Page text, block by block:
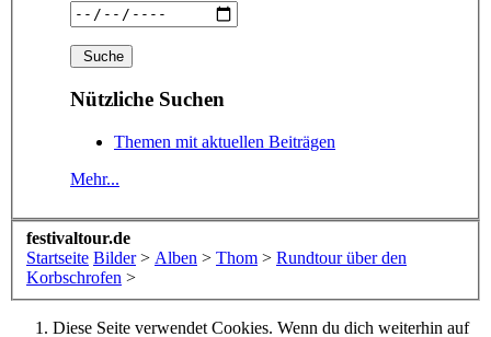
Nützliche Suchen
Themen mit aktuellen Beiträgen
Mehr...
festivaltour.de
Startseite Bilder > Alben > Thom > Rundtour über den
Korbschrofen >
Diese Seite verwendet Cookies. Wenn du dich weiterhin auf